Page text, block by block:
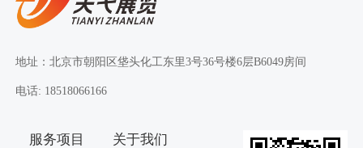
地址：北京市朝阳区垡头化工东里3号36号楼6层B6049房间
电话: 18518066166
服务项目 关于我们